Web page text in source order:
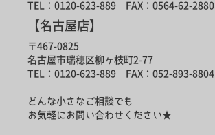
TEL：0120-623-889 FAX：0564-62-2880
【名古屋店】
〒467-0825
名古屋市瑞穂区柳ヶ枝町2-77
TEL：0120-623-889 FAX：052-893-8804
どんな小さなご相談でも
お気軽にお問い合わせください★